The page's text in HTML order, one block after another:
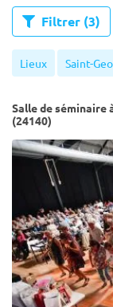
Filtrer (3)
Lieux Saint-
Salle de
(24140)